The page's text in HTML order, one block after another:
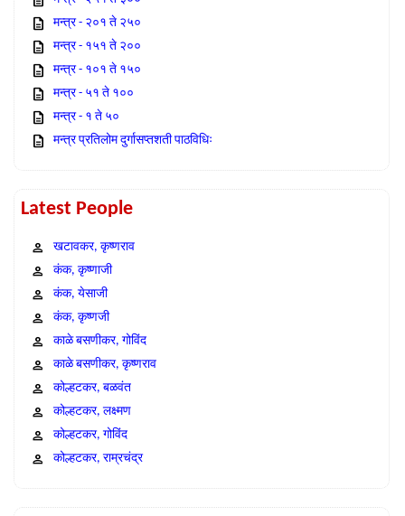
मन्त्र - २०१ ते २५०
मन्त्र - १५१ ते २००
मन्त्र - १०१ ते १५०
मन्त्र - ५१ ते १००
मन्त्र - १ ते ५०
मन्त्र प्रतिलोम दुर्गासप्तशती पाठविधिः
Latest People
खटावकर, कृष्णराव
कंक, कृष्णाजी
कंक, येसाजी
कंक, कृष्णजी
काळे बसणीकर, गोविंद
काळे बसणीकर, कृष्णराव
कोल्हटकर, बळवंत
कोल्हटकर, लक्ष्मण
कोल्हटकर, गोविंद
कोल्हटकर, राम्रचंद्र